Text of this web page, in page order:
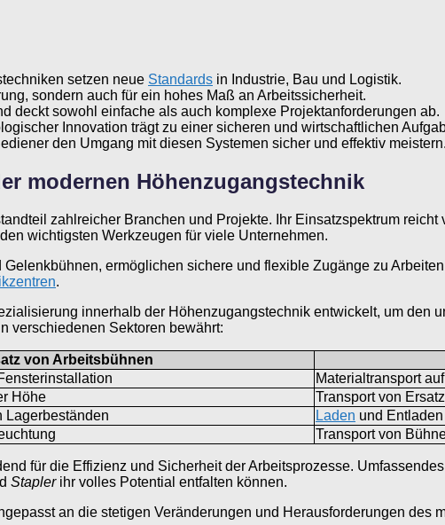
setzen neue Standards in Industrie, Bau und Logistik.
sondern auch für ein hohes Maß an Arbeitssicherheit.
deckt sowohl einfache als auch komplexe Projektanforderungen ab.
Innovation trägt zu einer sicheren und wirtschaftlichen
den Umgang mit diesen Systemen sicher und effektiv meistern.
modernen Höhenzugangstechnik
zahlreicher Branchen und Projekte. Ihr Einsatzspektrum
wichtigsten Werkzeugen für viele Unternehmen.
ermöglichen sichere und flexible Zugänge zu
.
innerhalb der Höhenzugangstechnik entwickelt, um den
verschiedenen Sektoren bewährt:
von Arbeitsbühnen
Materialtransport
Höhe
Transport von
Lagerbeständen Laden und
Transport von
für die Effizienz und Sicherheit der Arbeitsprozesse.
Staplerihr volles Potential entfalten können.
an die stetigen Veränderungen und Herausforderungen des